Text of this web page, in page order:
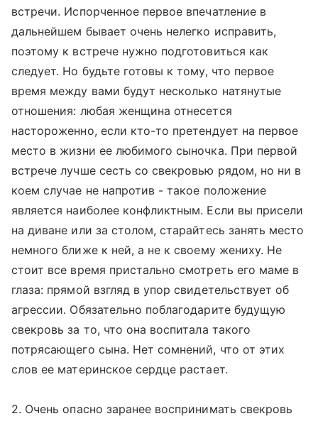
встречи. Испорченное первое впечатление в
дальнейшем бывает очень нелегко исправить,
поэтому к встрече нужно подготовиться как
следует. Но будьте готовы к тому, что первое
время между вами будут несколько натянутые
отношения: любая женщина отнесется
настороженно, если кто-то претендует на первое
место в жизни ее любимого сыночка. При первой
встрече лучше сесть со свекровью рядом, но ни в
коем случае не напротив - такое положение
является наиболее конфликтным. Если вы присели
на диване или за столом, старайтесь занять место
немного ближе к ней, а не к своему жениху. Не
стоит все время пристально смотреть его маме в
глаза: прямой взгляд в упор свидетельствует об
агрессии. Обязательно поблагодарите будущую
свекровь за то, что она воспитала такого
потрясающего сына. Нет сомнений, что от этих
слов ее материнское сердце растает.
2. Очень опасно заранее воспринимать свекровь